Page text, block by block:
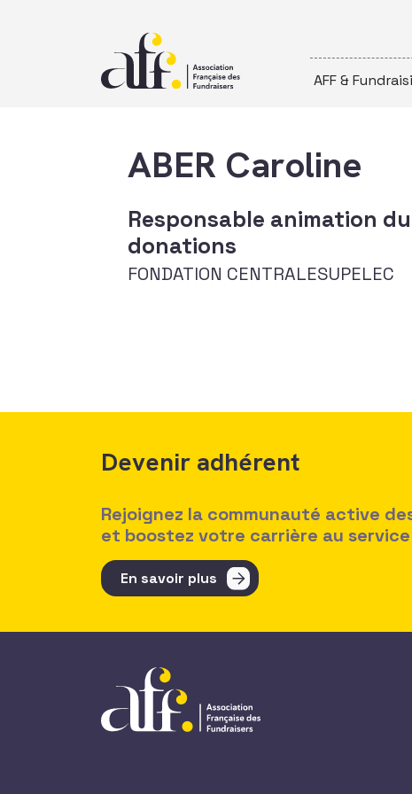
AFF &
ABER Caroline
Responsable animation
donations
FONDATION CENTRALESUPELEC
Devenir adhérent
Rejoignez la communauté active
et boostez votre carrière au service
En savoir plus